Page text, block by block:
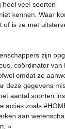
heel veel soorten
kennen. Waar
of is ze met
zijn
coördinator
omdat ze
deze gegevens
aantal soorten
acties zoals
aan
»